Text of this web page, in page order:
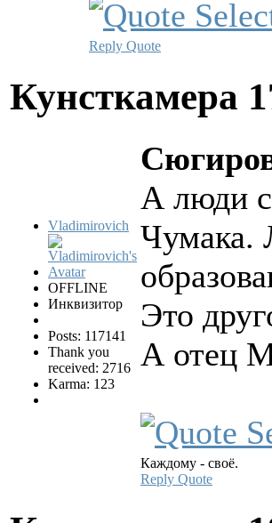
Reply Quote
Кунсткамера
Vladimirovich
OFFLINE
Инквизитор
Posts: 117141
Thank you
received: 2716
Karma: 123
А люди
Чумака.
Это
А отец
Каждому - своё.
Reply Quote